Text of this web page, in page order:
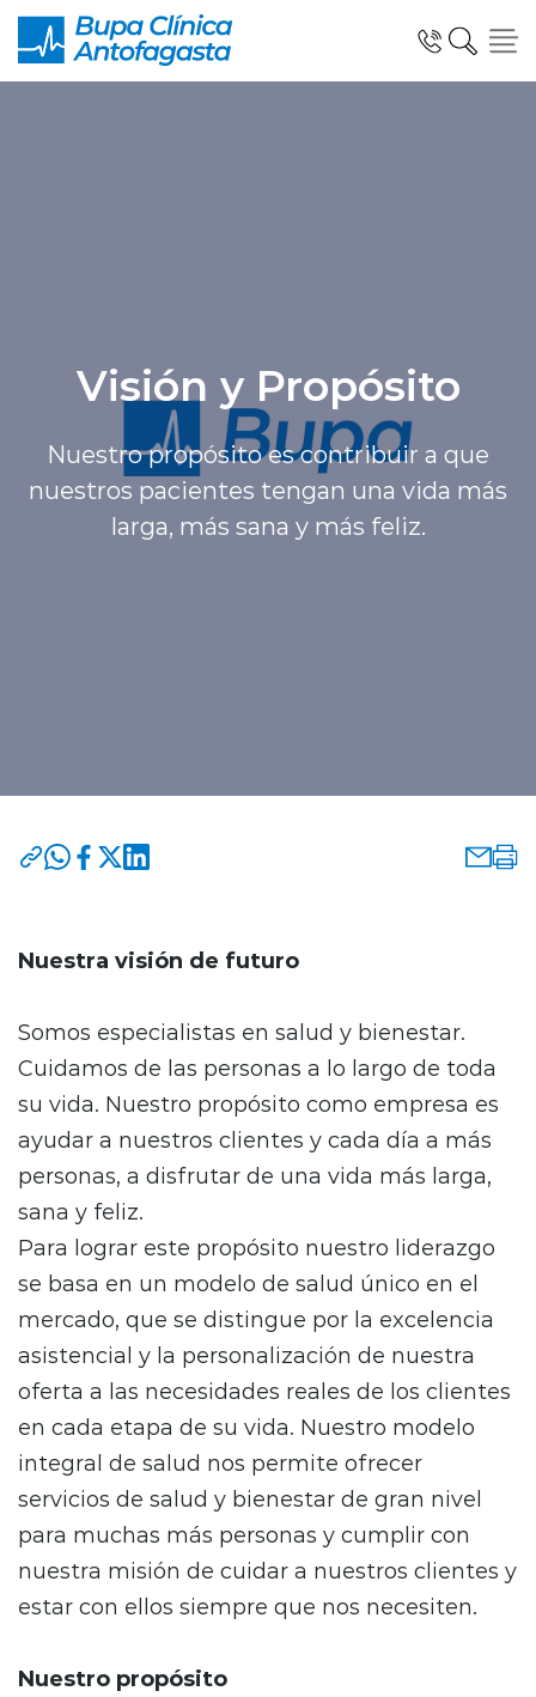
Click acá para ir directamente al contenido
Información al Paciente
Visión y Propósito
Nuestro propósito es contribuir a que
nuestros pacientes tengan una vida más
larga, más sana y más feliz.
Nuestra visión de futuro
Somos especialistas en salud y bienestar.
Cuidamos de las personas a lo largo de toda
su vida. Nuestro propósito como empresa es
ayudar a nuestros clientes y cada día a más
personas, a disfrutar de una vida más larga,
sana y feliz.
Para lograr este propósito nuestro liderazgo
se basa en un modelo de salud único en el
mercado, que se distingue por la excelencia
asistencial y la personalización de nuestra
oferta a las necesidades reales de los clientes
en cada etapa de su vida. Nuestro modelo
integral de salud nos permite ofrecer
servicios de salud y bienestar de gran nivel
para muchas más personas y cumplir con
nuestra misión de cuidar a nuestros clientes y
estar con ellos siempre que nos necesiten.
Nuestro propósito